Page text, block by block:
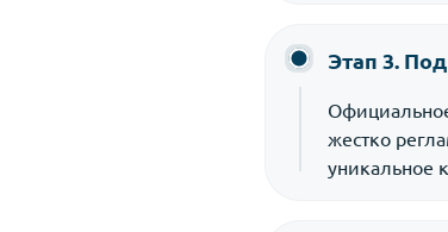
Этап 3.
жестко
уникальное